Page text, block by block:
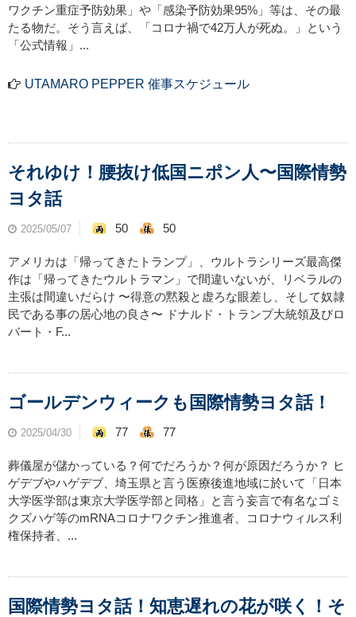
ワクチン重症予防効果」や「感染予防効果95%」等は、その最
たる物だ。そう言えば、「コロナ禍で42万人が死ぬ。」という
「公式情報」...
UTAMARO PEPPER 催事スケジュール
それゆけ！腰抜け低国ニポン人〜国際情勢
ヨタ話
2025/05/07 50 50
アメリカは「帰ってきたトランプ」、ウルトラシリーズ最高傑
作は「帰ってきたウルトラマン」で間違いないが、リベラルの
主張は間違いだらけ 〜得意の黙殺と虚ろな眼差し、そして奴隷
民である事の居心地の良さ〜 ドナルド・トランプ大統領及びロ
バート・F...
ゴールデンウィークも国際情勢ヨタ話！
2025/04/30 77 77
葬儀屋が儲かっている？何でだろうか？何が原因だろうか？ ヒ
ゲデブやハゲデブ、埼玉県と言う医療後進地域に於いて「日本
大学医学部は東京大学医学部と同格」と言う妄言で有名なゴミ
クズハゲ等のmRNAコロナワクチン推進者、コロナウィルス利
権保持者、...
国際情勢ヨタ話！知恵遅れの花が咲く！そ